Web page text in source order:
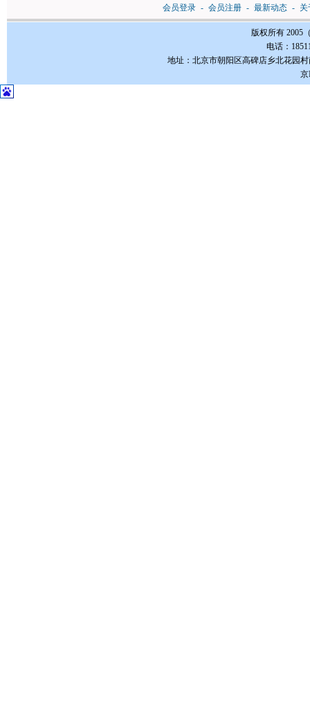
会员登录 - 会员注册 - 最新动态 - 关
版权所有 2005
电话：
地址：北京市朝阳区高碑店乡北花园村
京